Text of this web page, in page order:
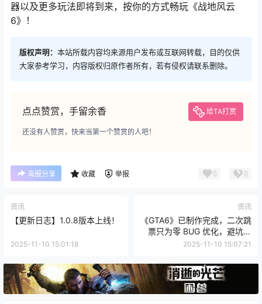
器以及更多玩法即将到来，按你的方式畅玩《战地风云
6》！
版权声明： 本站所载内容均来源用户发布或互联网转载，目的仅供
大家参考学习，内容版权归原作者所有，若有侵权请联系删除。
点点赞赏，手留余香 给TA打赏
还没有人赞赏，快来当第一个赞赏的人吧！
海报分享 收藏 举报 0 0
资讯
【更新日志】1.0.8版本上线！
2025-11-10 15:01:18
资讯
《GTA6》已制作完成，二次跳
票只为零 BUG 优化，避坑首
发灾难！
2025-11-10 15:07:21